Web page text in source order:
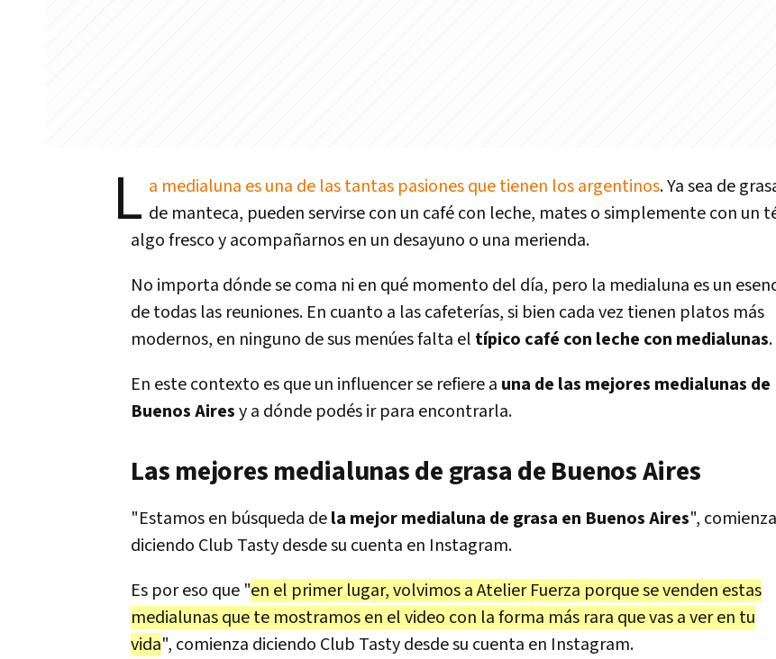
L a medialuna es una de las tantas pasiones que tienen los argentinos. Ya sea de
de manteca, pueden servirse con un café con leche, mates o simplemente con un
algo fresco y acompañarnos en un desayuno o una merienda.
No importa dónde se coma ni en qué momento del día, pero la medialuna es un
de todas las reuniones. En cuanto a las cafeterías, si bien cada vez tienen platos más
modernos, en ninguno de sus menúes falta el típico café con leche con medialunas.
En este contexto es que un influencer se refiere a una de las mejores medialunas de
Buenos Airesy a dónde podés ir para encontrarla.
Las mejores medialunas de grasa de Buenos Aires
"Estamos en búsqueda dela mejor medialuna de grasa en Buenos Aires", comienza
diciendo Club Tasty desde su cuenta en Instagram.
Es por eso que "en el primer lugar, volvimos a Atelier Fuerza porque se venden estas
medialunas que te mostramos en el video con la forma más rara que vas a ver en tu
vida", comienza diciendo Club Tasty desde su cuenta en Instagram.